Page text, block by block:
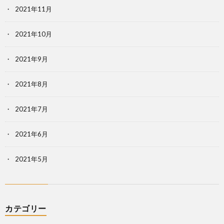
2021年11月
2021年10月
2021年9月
2021年8月
2021年7月
2021年6月
2021年5月
カテゴリー